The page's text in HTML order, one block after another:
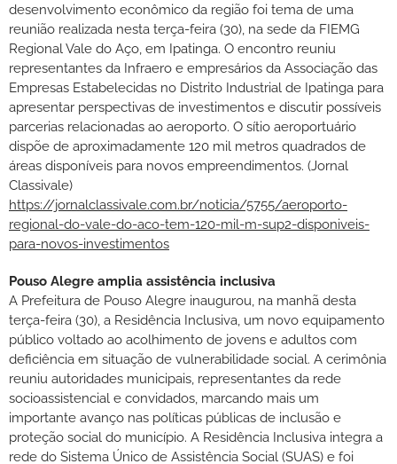
desenvolvimento econômico da região foi tema de uma
reunião realizada nesta terça-feira (30), na sede da FIEMG
Regional Vale do Aço, em Ipatinga. O encontro reuniu
representantes da Infraero e empresários da Associação das
Empresas Estabelecidas no Distrito Industrial de Ipatinga para
apresentar perspectivas de investimentos e discutir possíveis
parcerias relacionadas ao aeroporto. O sítio aeroportuário
dispõe de aproximadamente 120 mil metros quadrados de
áreas disponíveis para novos empreendimentos. (Jornal
Classivale)
https://jornalclassivale.com.br/noticia/5755/aeroporto-
regional-do-vale-do-aco-tem-120-mil-m-sup2-disponiveis-
para-novos-investimentos
Pouso Alegre amplia assistência inclusiva
A Prefeitura de Pouso Alegre inaugurou, na manhã desta
terça-feira (30), a Residência Inclusiva, um novo equipamento
público voltado ao acolhimento de jovens e adultos com
deficiência em situação de vulnerabilidade social. A cerimônia
reuniu autoridades municipais, representantes da rede
socioassistencial e convidados, marcando mais um
importante avanço nas políticas públicas de inclusão e
proteção social do município. A Residência Inclusiva integra a
rede do Sistema Único de Assistência Social (SUAS) e foi